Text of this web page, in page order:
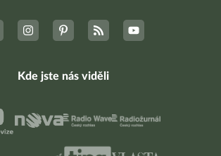
Kde jste nás viděli